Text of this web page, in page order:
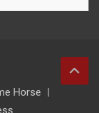
Horse